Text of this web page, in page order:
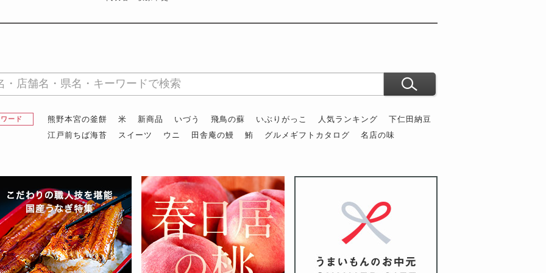
ード 熊野本宮の釜餅 米 新商品 いづう 飛鳥の蘇 いぶりがっこ 人気ランキング
下仁田納豆
江戸前ちば海苔
スイーツ ウニ 田舎庵の鰻 鮪 グルメギフトカタログ 名店の味